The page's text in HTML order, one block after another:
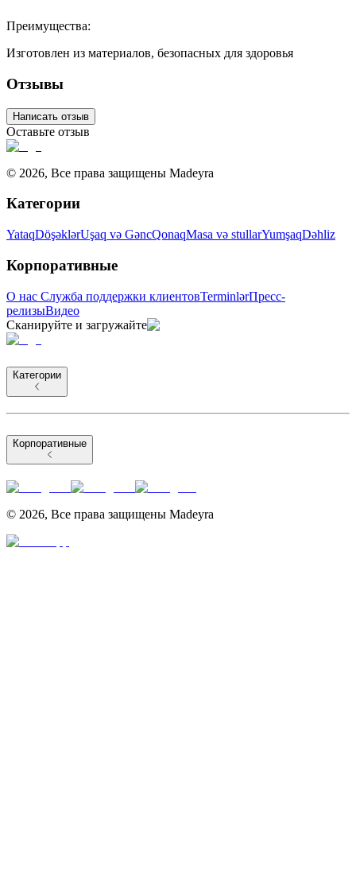
Преимущества:
Изготовлен из материалов, безопасных для здоровья
Отзывы
Написать отзыв
Оставьте отзыв
© 2026, Все права защищены Madeyra
Категории
YataqDöşəklərUşaq və GəncQonaqMasa və stullarYumşaqDəhliz
Корпоративные
О нас Служба поддержки клиентовTerminlərПресс-
релизыВидео
Сканируйте и загружайте
Категории
Корпоративные
© 2026, Все права защищены Madeyra